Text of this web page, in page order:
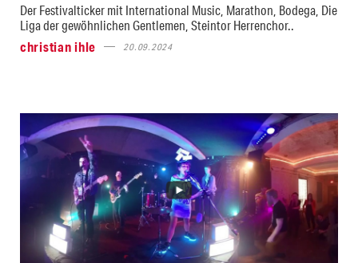
Der Festivalticker mit International Music, Marathon, Bodega, Die
Liga der gewöhnlichen Gentlemen, Steintor Herrenchor..
christian ihle
20.09.2024